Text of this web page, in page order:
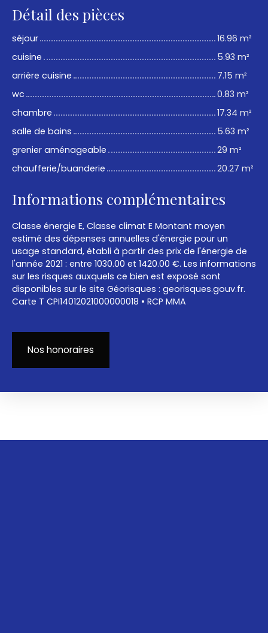
Détail des pièces
séjour
16.96 m²
cuisine
5.93 m²
arrière cuisine
7.15 m²
wc
0.83 m²
chambre
17.34 m²
salle de bains
5.63 m²
grenier aménageable
29 m²
chaufferie/buanderie
20.27 m²
Informations complémentaires
Classe énergie E, Classe climat E Montant moyen
estimé des dépenses annuelles d'énergie pour un
usage standard, établi à partir des prix de l'énergie de
l'année 2021 : entre 1030.00 et 1420.00 €. Les informations
sur les risques auxquels ce bien est exposé sont
disponibles sur le site Géorisques : georisques.gouv.fr.
Carte T CPI14012021000000018 • RCP MMA
Nos honoraires